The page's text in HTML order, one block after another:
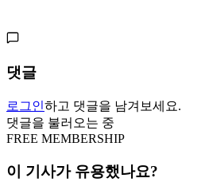
댓글
로그인하고 댓글을 남겨보세요.
댓글을 불러오는 중
FREE MEMBERSHIP
이 기사가 유용했나요?